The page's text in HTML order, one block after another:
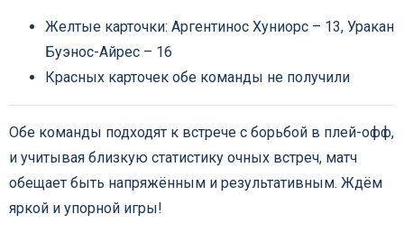
Желтые карточки: Аргентинос Хуниорс – 13, Уракан
Буэнос-Айрес – 16
Красных карточек обе команды не получили
Обе команды подходят к встрече с борьбой в плей-офф,
и учитывая близкую статистику очных встреч, матч
обещает быть напряжённым и результативным. Ждём
яркой и упорной игры!